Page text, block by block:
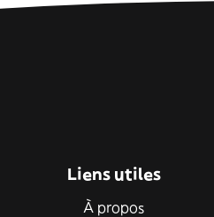
Liens utiles
À propos